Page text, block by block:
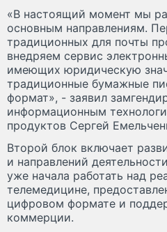
«В настоящий момент мы
основным направлениям.
традиционных для почты
внедряем сервис
имеющих юридическую
традиционные бумажные
формат», - заявил
информационным
продуктов Сергей
Второй блок включает
и направлений
уже начала работать над
телемедицине,
цифровом формате и
коммерции.